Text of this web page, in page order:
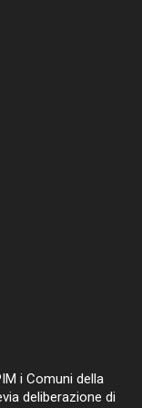
i Comuni della
deliberazione di